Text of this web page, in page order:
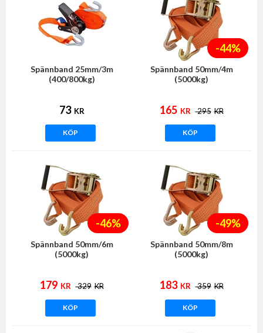
Spännband 25mm/3m
(400/800kg)
73 KR
KÖP
-44%
Spännband 50mm/4m
(5000kg)
165 KR 295 KR
KÖP
-46%
Spännband 50mm/6m
(5000kg)
179 KR 329 KR
KÖP
-49%
Spännband 50mm/8m
(5000kg)
183 KR 359 KR
KÖP